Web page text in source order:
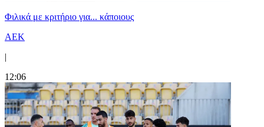
Φιλικά με κριτήριο για... κάποιους
ΑΕΚ
|
12:06